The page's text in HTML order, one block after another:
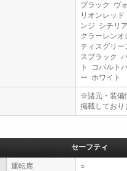
ブラック ヴ
リオンレッ
ンジ シチリ
クラーレン
ティスグリ
スブラック
ト コバルト
ー ホワイト
※諸元・装備
掲載しており
セーフティ
運転席 ○